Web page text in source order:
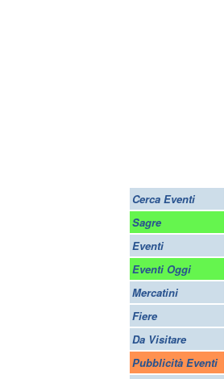
Cerca Eventi
Sagre
Eventi
Eventi Oggi
Mercatini
Fiere
Da Visitare
Pubblicità Eventi